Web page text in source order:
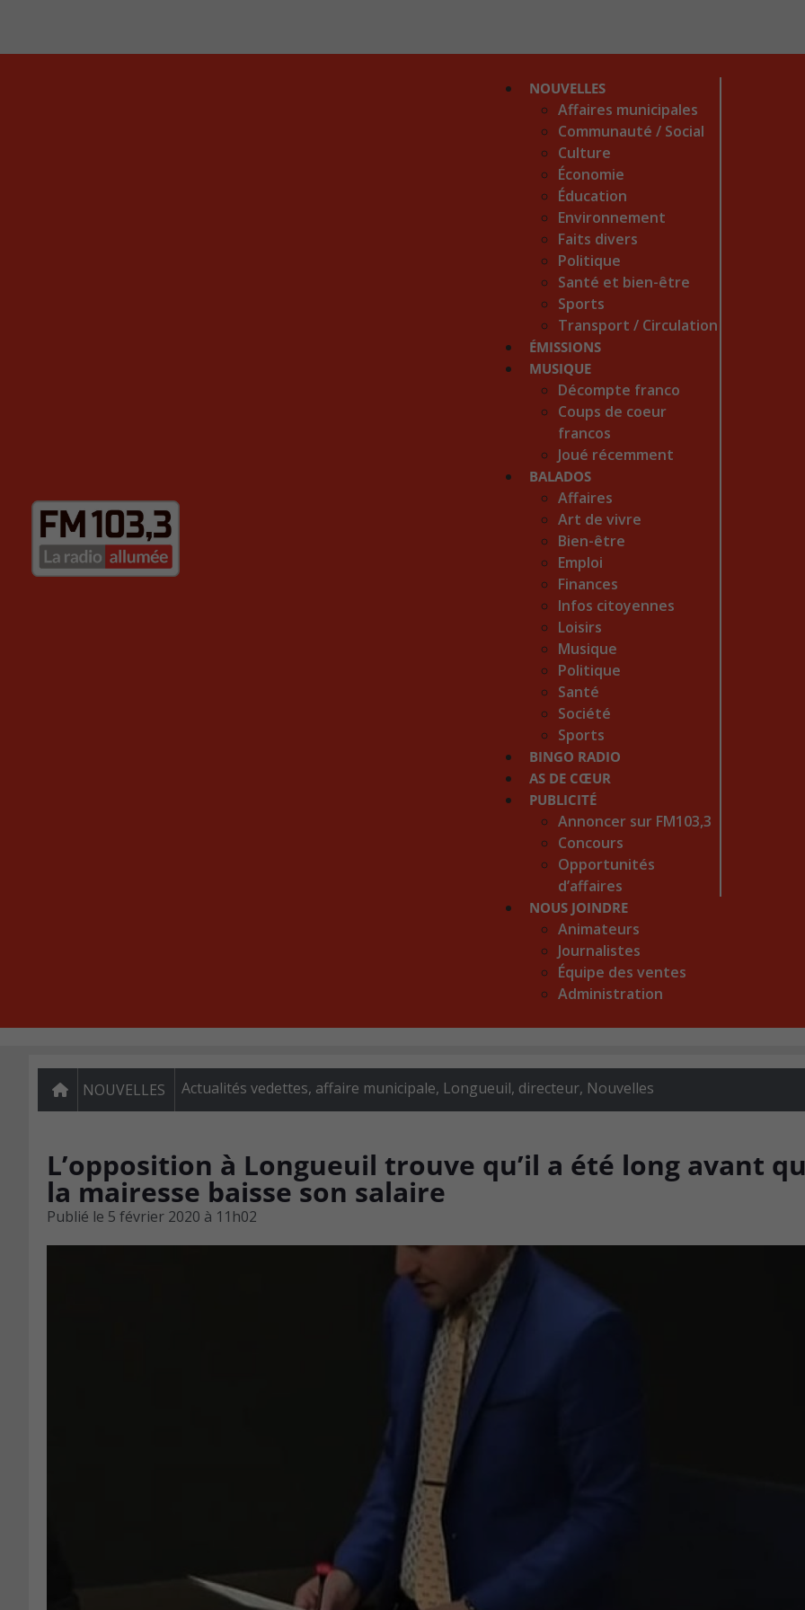
NOUVELLES
Affaires municipales
Communauté / Social
Culture
Économie
Éducation
Environnement
Faits divers
Politique
Santé et bien-être
Sports
Transport / Circulation
ÉMISSIONS
MUSIQUE
Décompte franco
Coups de coeur
francos
Joué récemment
BALADOS
Affaires
Art de vivre
Bien-être
Emploi
Finances
Infos citoyennes
Loisirs
Musique
Politique
Santé
Société
Sports
BINGO RADIO
AS DE CŒUR
PUBLICITÉ
Annoncer sur FM103,3
Concours
Opportunités
d’affaires
NOUS JOINDRE
Animateurs
Journalistes
Équipe des ventes
Administration
NOUVELLES Actualités vedettes, affaire municipale, Longueuil, directeur, Nouvelles
L’opposition à Longueuil trouve qu’il a été long avant
la mairesse baisse son salaire
Publié le 5 février 2020 à 11h02